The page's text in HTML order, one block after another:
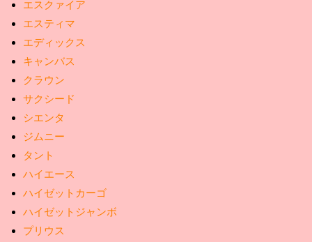
エスクァイア
エスティマ
エディックス
キャンバス
クラウン
サクシード
シエンタ
ジムニー
タント
ハイエース
ハイゼットカーゴ
ハイゼットジャンボ
プリウス